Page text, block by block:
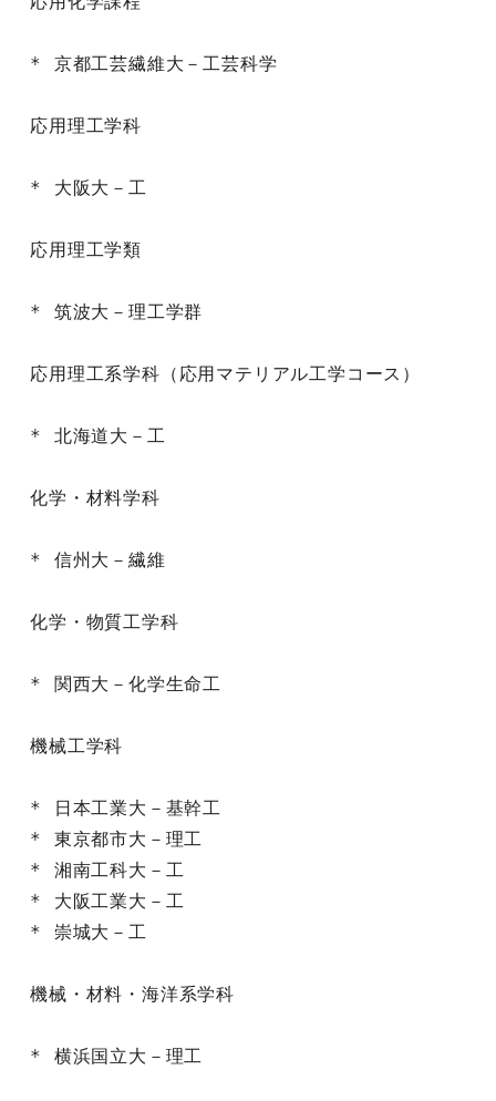
* 京都工芸繊維大－工芸科学
応用理工学科
* 大阪大－工
応用理工学類
* 筑波大－理工学群
応用理工系学科（応用マテリアル工学コース）
* 北海道大－工
化学・材料学科
* 信州大－繊維
化学・物質工学科
* 関西大－化学生命工
機械工学科
* 日本工業大－基幹工
* 東京都市大－理工
* 湘南工科大－工
* 大阪工業大－工
* 崇城大－工
機械・材料・海洋系学科
* 横浜国立大－理工